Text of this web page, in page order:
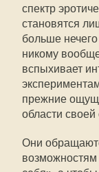
спектр
становятся
больше
никому
вспыхивает
прежние
области своей
Они
возможностям